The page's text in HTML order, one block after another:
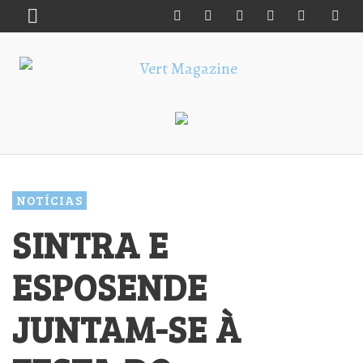
NOTÍCIAS
SINTRA E
ESPOSENDE
JUNTAM-SE À